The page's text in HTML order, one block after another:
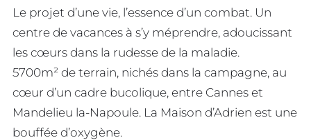
Le projet d’une vie, l’essence d’un combat. Un
centre de vacances à s’y méprendre, adoucissant
les cœurs dans la rudesse de la maladie.
5700m² de terrain, nichés dans la campagne, au
cœur d’un cadre bucolique, entre Cannes et
Mandelieu la-Napoule. La Maison d’Adrien est une
bouffée d’oxygène.